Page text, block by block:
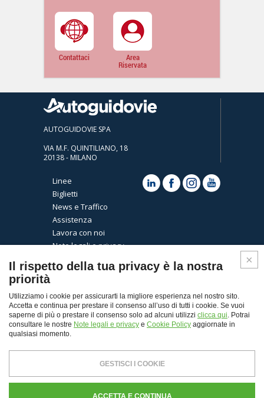
Contattaci Area
Riservata
AUTOGUIDOVIE SPA
VIA M.F. QUINTILIANO, 18
20138 - MILANO
Linee
Biglietti
News e Traffico
Assistenza
Lavora con noi
Note legali e privacy
© Copyright 2026 - Autoguidovie spa
Il rispetto della tua privacy è la nostra
priorità
Utilizziamo i cookie per assicurarti la migliore esperienza nel nostro sito.
Accetta e continua per prestare il consenso all’uso di tutti i cookie. Se vuoi
saperne di più o prestare il consenso solo ad alcuni utilizzi clicca qui. Potrai
consultare le nostre Note legali e privacy e Cookie Policy aggiornate in
qualsiasi momento.
GESTISCI I COOKIE
ACCETTA E CONTINUA